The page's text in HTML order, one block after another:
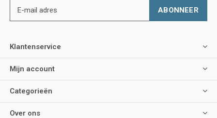
ABONNEER
Klantenservice
Mijn account
Categorieën
Over ons